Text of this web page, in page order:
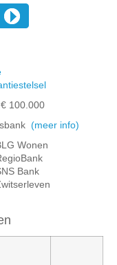
€ 100.000
(meer info)
Wonen
Bank